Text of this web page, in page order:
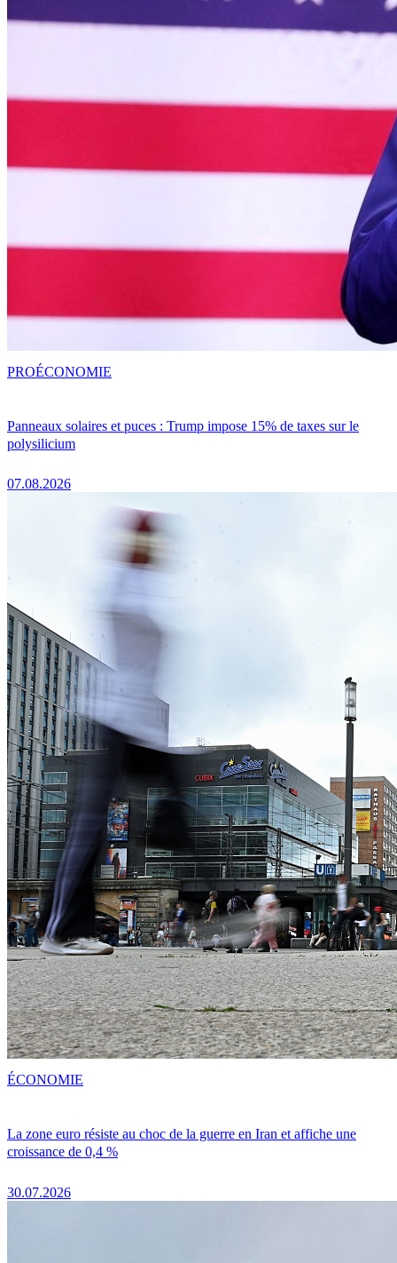
Panneaux solaires et puces : Trump impose 15% de taxes sur le
polysilicium
07.08.2026
PROÉCONOMIE
La zone euro résiste au choc de la guerre en Iran et affiche une
croissance de 0,4 %
30.07.2026
ÉCONOMIE